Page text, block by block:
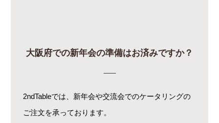
大阪府での新年会の準備はお済みですか？
2ndTableでは、新年会や交流会でのケータリングの
ご注文を承っております。